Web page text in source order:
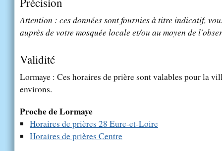
Attention : ces données sont fournies à titre indicatif,
auprès de votre mosquée locale et/ou au moyen de
Validité
Lormaye : Ces horaires de prière sont valables pour la
environs.
Proche de Lormaye
Horaires de prières 28 Eure-et-Loire
Horaires de prières Centre